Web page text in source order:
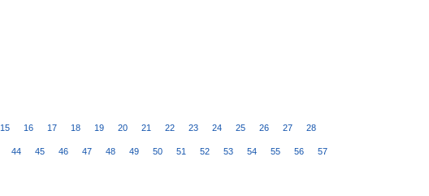
15 16 17 18 19 20 21 22 23 24 25 26 27 28
44 45 46 47 48 49 50 51 52 53 54 55 56 57